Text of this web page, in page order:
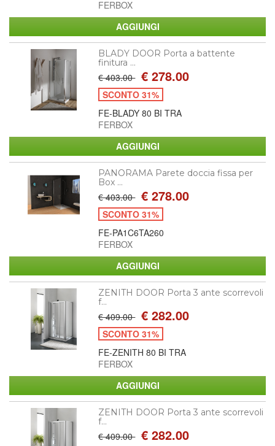
FERBOX
BLADY DOOR Porta a battente
finitura ...
€ 403.00 € 278.00
SCONTO 31%
FE-BLADY 80 BI TRA
FERBOX
PANORAMA Parete doccia fissa per
Box ...
€ 403.00 € 278.00
SCONTO 31%
FE-PA1C6TA260
FERBOX
ZENITH DOOR Porta 3 ante scorrevoli
f...
€ 409.00 € 282.00
SCONTO 31%
FE-ZENITH 80 BI TRA
FERBOX
ZENITH DOOR Porta 3 ante scorrevoli
f...
€ 409.00 € 282.00